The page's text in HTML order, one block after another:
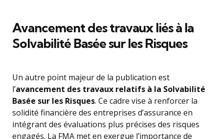
Avancement des travaux liés à la
Solvabilité Basée sur les Risques
Un autre point majeur de la publication est
l’avancement des travaux relatifs à la Solvabilité
Basée sur les Risques. Ce cadre vise à renforcer la
solidité financière des entreprises d’assurance en
intégrant des évaluations plus précises des risques
engagés. La FMA met en exergue l’importance de